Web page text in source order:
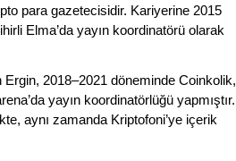
para gazetecisidir. Kariyerine 2015
Elma’da yayın koordinatörü olarak
Ergin, 2018–2021 döneminde Coinkolik,
yayın koordinatörlüğü yapmıştır.
aynı zamanda Kriptofoni’ye içerik